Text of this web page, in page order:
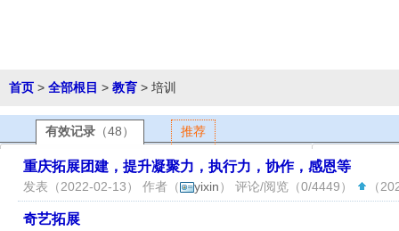
首页 > 全部根目 > 教育 > 培训
有效记录 （48） 推荐
重庆拓展团建，提升凝聚力，执行力，协作，感恩等
发表（2022-02-13） 作者（ yixin） 评论/阅览（0/4449） （
奇艺拓展